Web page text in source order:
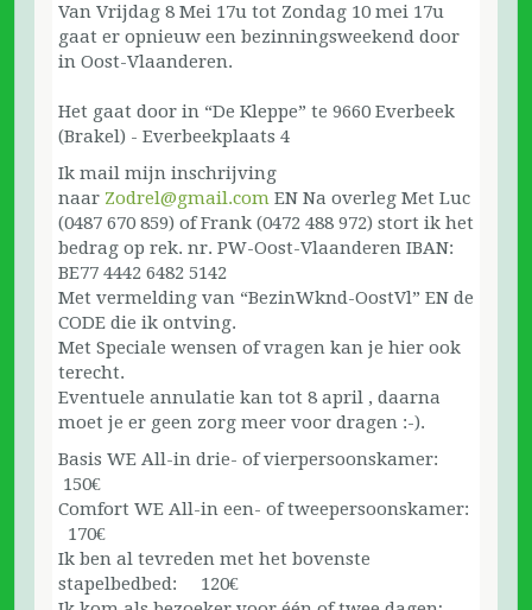
Van Vrijdag 8 Mei 17u tot Zondag 10 mei 17u
gaat er opnieuw een bezinningsweekend door
in Oost-Vlaanderen.
Het gaat door in “De Kleppe” te 9660 Everbeek
(Brakel) - Everbeekplaats 4
Ik mail mijn inschrijving
naar Zodrel@gmail.com EN Na overleg Met Luc
(0487 670 859) of Frank (0472 488 972) stort ik het
bedrag op rek. nr. PW-Oost-Vlaanderen IBAN:
BE77 4442 6482 5142
Met vermelding van “BezinWknd-OostVl” EN de
CODE die ik ontving.
Met Speciale wensen of vragen kan je hier ook
terecht.
Eventuele annulatie kan tot 8 april , daarna
moet je er geen zorg meer voor dragen :-).
Basis WE All-in drie- of vierpersoonskamer:
150€
Comfort WE All-in een- of tweepersoonskamer:
170€
Ik ben al tevreden met het bovenste
stapelbedbed: 120€